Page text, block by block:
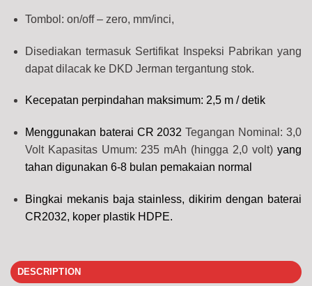
Tombol: on/off – zero, mm/inci,
Disediakan termasuk Sertifikat Inspeksi Pabrikan yang
dapat dilacak ke DKD Jerman tergantung stok.
Kecepatan perpindahan maksimum: 2,5 m / detik
Menggunakan baterai CR 2032Tegangan Nominal: 3,0
Volt Kapasitas Umum: 235 mAh (hingga 2,0 volt) yang
tahan digunakan 6-8 bulan pemakaian normal
Bingkai mekanis baja stainless, dikirim dengan baterai
CR2032, koper plastik HDPE.
DESCRIPTION